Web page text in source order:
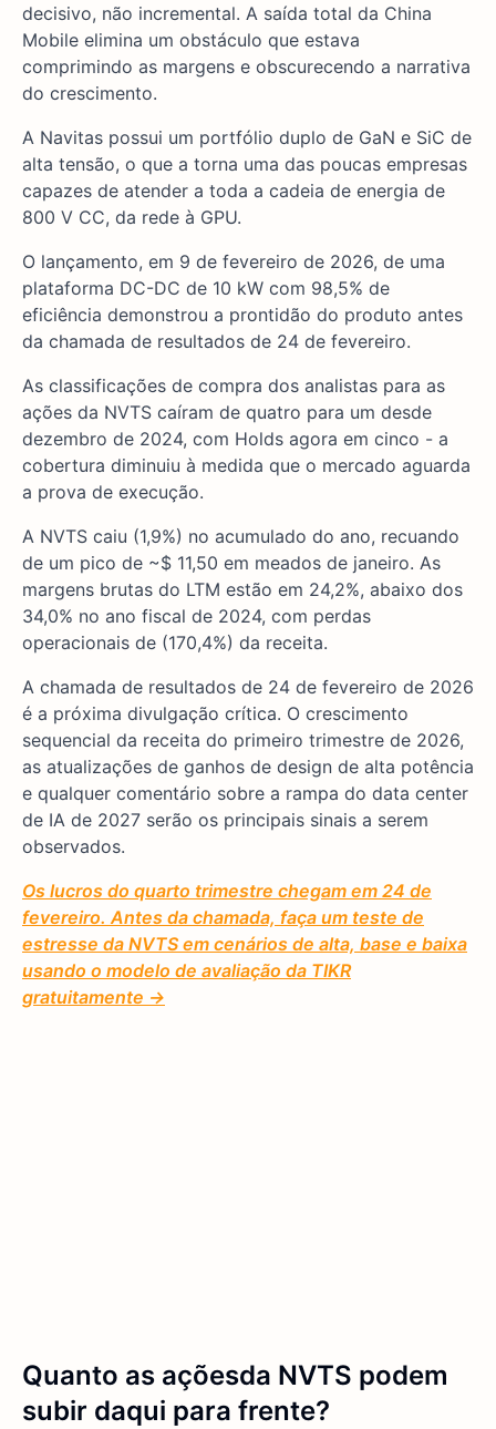
decisivo, não incremental. A saída total da China
Mobile elimina um obstáculo que estava
comprimindo as margens e obscurecendo a narrativa
do crescimento.
A Navitas possui um portfólio duplo de GaN e SiC de
alta tensão, o que a torna uma das poucas empresas
capazes de atender a toda a cadeia de energia de
800 V CC, da rede à GPU.
O lançamento, em 9 de fevereiro de 2026, de uma
plataforma DC-DC de 10 kW com 98,5% de
eficiência demonstrou a prontidão do produto antes
da chamada de resultados de 24 de fevereiro.
As classificações de compra dos analistas para as
ações da NVTS caíram de quatro para um desde
dezembro de 2024, com Holds agora em cinco - a
cobertura diminuiu à medida que o mercado aguarda
a prova de execução.
A NVTS caiu (1,9%) no acumulado do ano, recuando
de um pico de ~$ 11,50 em meados de janeiro. As
margens brutas do LTM estão em 24,2%, abaixo dos
34,0% no ano fiscal de 2024, com perdas
operacionais de (170,4%) da receita.
A chamada de resultados de 24 de fevereiro de 2026
é a próxima divulgação crítica. O crescimento
sequencial da receita do primeiro trimestre de 2026,
as atualizações de ganhos de design de alta potência
e qualquer comentário sobre a rampa do data center
de IA de 2027 serão os principais sinais a serem
observados.
Os lucros do quarto trimestre chegam em 24 de
fevereiro. Antes da chamada, faça um teste de
estresse da NVTS em cenários de alta, base e baixa
usando o modelo de avaliação da TIKR
gratuitamente →
Quanto as açõesda NVTS podem
subir daqui para frente?